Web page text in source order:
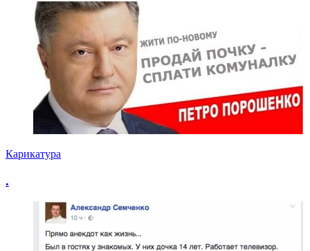
Карикатура
.